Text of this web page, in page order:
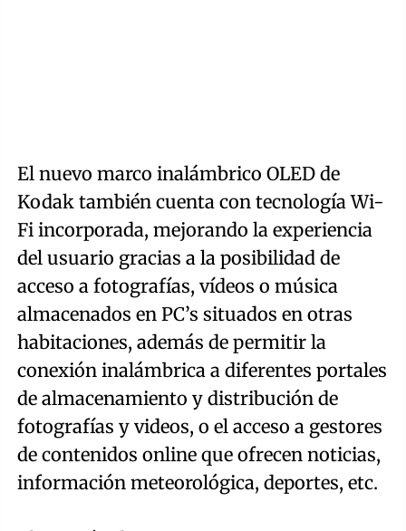
El nuevo marco inalámbrico OLED de
Kodak también cuenta con tecnología Wi-
Fi incorporada, mejorando la experiencia
del usuario gracias a la posibilidad de
acceso a fotografías, vídeos o música
almacenados en PC’s situados en otras
habitaciones, además de permitir la
conexión inalámbrica a diferentes portales
de almacenamiento y distribución de
fotografías y videos, o el acceso a gestores
de contenidos online que ofrecen noticias,
información meteorológica, deportes, etc.